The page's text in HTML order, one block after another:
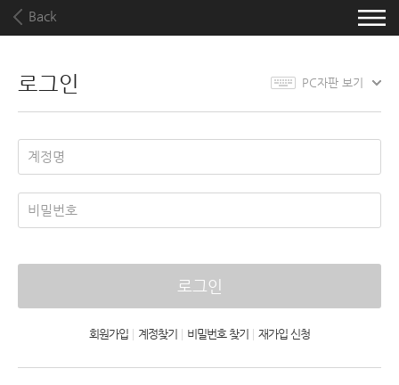
Back
로그인 PC자판 보기
로그인
회원가입 계정찾기 비밀번호 찾기 재가입 신청